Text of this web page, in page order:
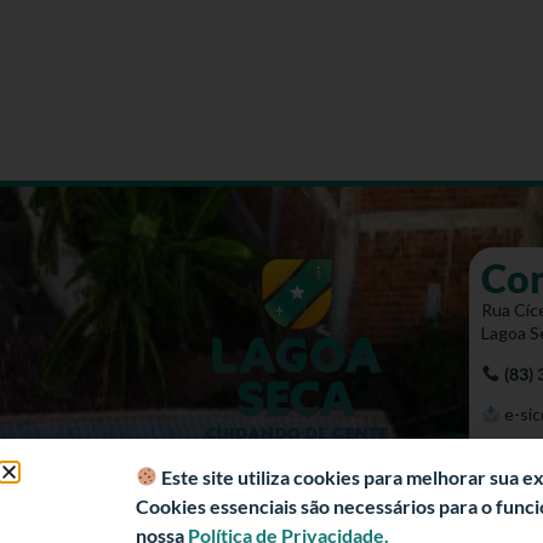
Rua
Lagoa
(83)
e-
Este site utiliza cookies para melhorar sua
Cookies essenciais são necessários para o
nossa Política de Privacidade.